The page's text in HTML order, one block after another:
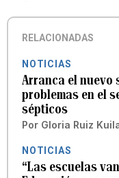
RELACIONADAS
NOTICIAS
Arranca el nuevo
problemas en el
sépticos
Por Gloria Ruiz
NOTICIAS
“Las escuelas